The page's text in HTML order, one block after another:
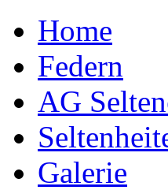
Home
Federn
AG
Galerie